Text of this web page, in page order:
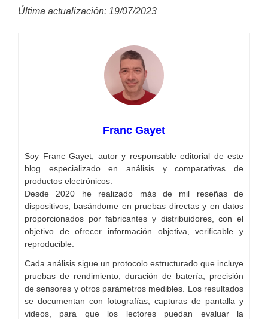
Última actualización: 19/07/2023
Franc Gayet
Soy Franc Gayet, autor y responsable editorial de este
blog especializado en análisis y comparativas de
productos electrónicos.
Desde 2020 he realizado más de mil reseñas de
dispositivos, basándome en pruebas directas y en datos
proporcionados por fabricantes y distribuidores, con el
objetivo de ofrecer información objetiva, verificable y
reproducible.
Cada análisis sigue un protocolo estructurado que incluye
pruebas de rendimiento, duración de batería, precisión
de sensores y otros parámetros medibles. Los resultados
se documentan con fotografías, capturas de pantalla y
videos, para que los lectores puedan evaluar la